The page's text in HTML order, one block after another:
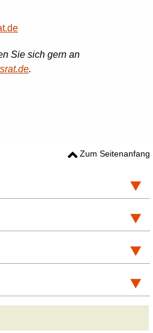
Sie sich gern an
.
Zum Seitenanfang